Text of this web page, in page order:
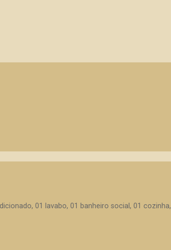
01 lavabo, 01 banheiro social, 01 cozinha,